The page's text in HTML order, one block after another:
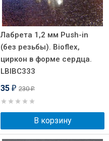
Лабрета 1,2 мм Push-in
(без резьбы). Bioflex,
циркон в форме сердца.
LBIBC333
35 ₽ 230₽
В корзину